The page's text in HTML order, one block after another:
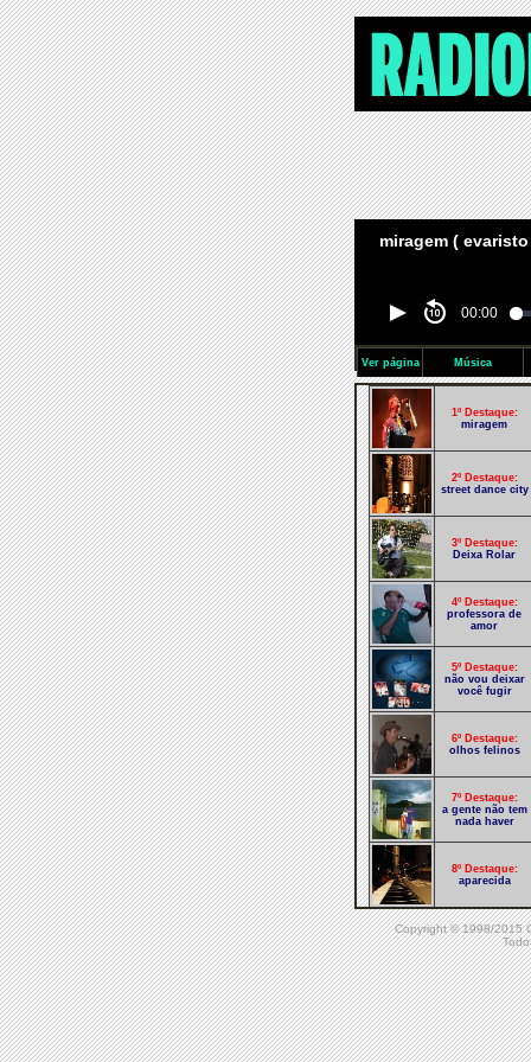
miragem (
00:00
Ver página Música
1º Destaque:
miragem
2º Destaque:
street dance city
3º Destaque:
Deixa Rolar
4º Destaque:
professora de
amor
5º Destaque:
não vou deixar
você fugir
6º Destaque:
olhos felinos
7º Destaque:
a gente não tem
nada haver
8º Destaque:
aparecida
9º Destaque:
tudo de mim v2
10º Destaque:
receba se mereça
Copyright © 1998/2015